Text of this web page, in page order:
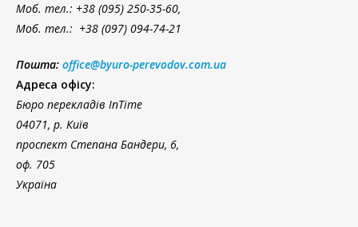
Моб. тел.: +38 (095) 250-35-60,
Моб. тел.: +38 (097) 094-74-21
Пошта: office@byuro-perevodov.com.ua
Адреса офісу:
Бюро перекладів InTime
04071, р. Київ
проспект Степана Бандери, 6,
оф. 705
Україна